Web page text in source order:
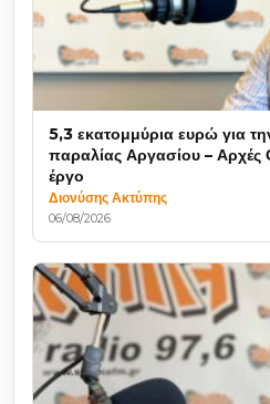
5,3 εκατομμύρια ευρώ για
παραλίας Αργασίου – Αρχές
έργο
Διονύσης Ακτύπης
06/08/2026